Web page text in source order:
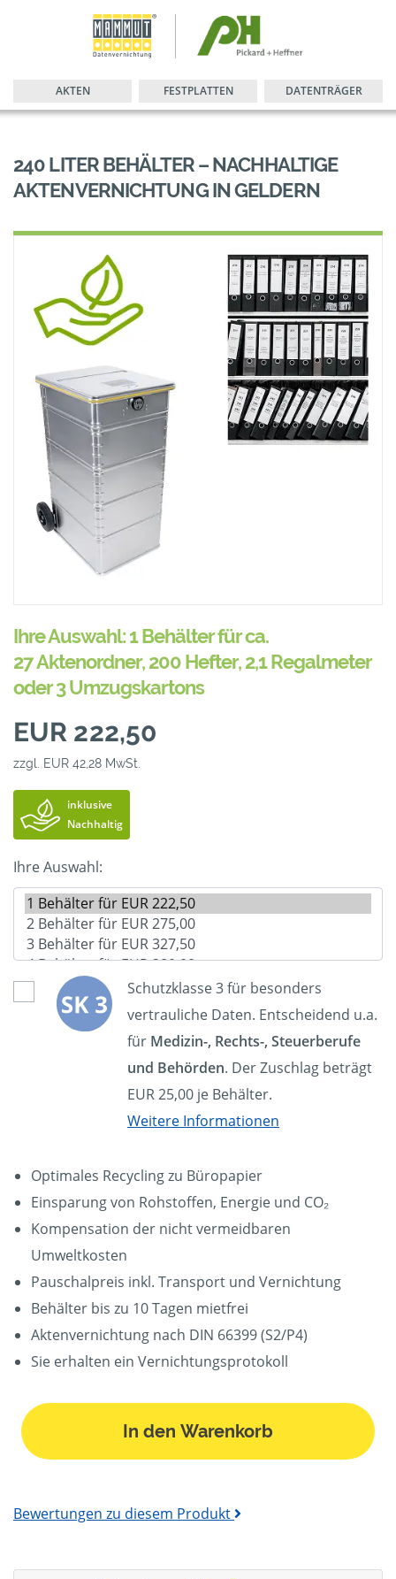
AKTEN FESTPLATTEN DATENTRÄGER
240 LITER BEHÄLTER – NACHHALTIGE
AKTENVERNICHTUNG IN GELDERN
Ihre Auswahl: 1 Behälter für ca.
27 Aktenordner, 200 Hefter, 2,1 Regalmeter
oder 3 Umzugskartons
EUR 222,50
zzgl. EUR 42,28 MwSt.
inklusive
Nachhaltig
Ihre Auswahl:
Schutzklasse 3 für besonders
vertrauliche Daten. Entscheidend u.a.
für Medizin-, Rechts-, Steuerberufe
und Behörden. Der Zuschlag beträgt
EUR 25,00 je Behälter.
Weitere Informationen
Optimales Recycling zu Büropapier
Einsparung von Rohstoffen, Energie und CO₂
Kompensation der nicht vermeidbaren
Umweltkosten
Pauschalpreis inkl. Transport und Vernichtung
Behälter bis zu 10 Tagen mietfrei
Aktenvernichtung nach DIN 66399 (S2/P4)
Sie erhalten ein Vernichtungsprotokoll
In den Warenkorb
Bewertungen zu diesem Produkt